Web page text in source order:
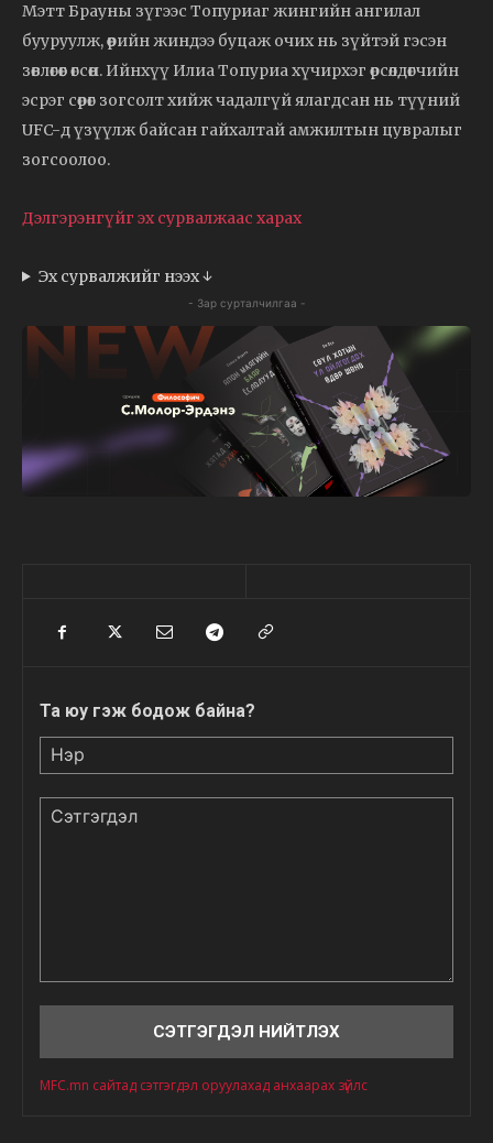
Мэтт Брауны зүгээс Топуриаг жингийн ангилал
бууруулж, өөрийн жиндээ буцаж очих нь зүйтэй гэсэн
зөвлөгөөг өгсөн. Ийнхүү Илиа Топуриа хүчирхэг өрсөлдөгчийн
эсрэг сөрөг зогсолт хийж чадалгүй ялагдсан нь түүний
UFC-д үзүүлж байсан гайхалтай амжилтын цувралыг
зогсоолоо.
Дэлгэрэнгүйг эх сурвалжаас харах
Эх сурвалжийг нээх ↓
- Зар сурталчилгаа -
Та юу гэж бодож байна?
MFC.mn сайтад сэтгэгдэл оруулахад анхаарах зүйлс